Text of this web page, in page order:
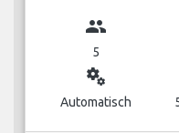
group
5
miscellaneous_services
Automatisch